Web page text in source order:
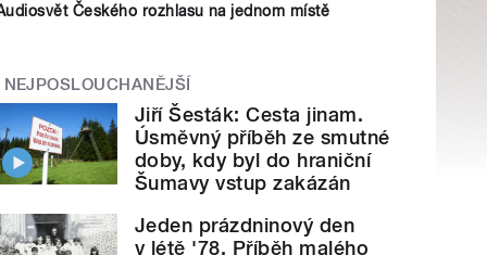
Českého rozhlasu na jednom místě
NEJPOSLOUCHANĚJŠÍ
Jiří Šesták: Cesta jinam.
Úsměvný příběh ze smutné
doby, kdy byl do hraniční
Šumavy vstup zakázán
Jeden prázdninový den
v létě '78. Příběh malého